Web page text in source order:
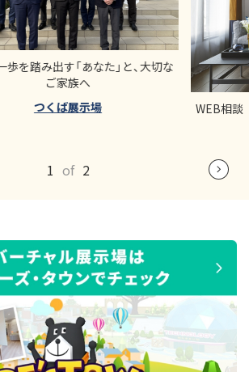
歩を踏み出す「あなた」と、大切な
ご家族へ
つくば展示場
WEB相談
1 of 2